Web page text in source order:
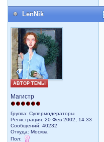
LenNik
АВТОР ТЕМЫ
Магистр
Группа: Супермодераторы
Регистрация: 20 Фев 2002, 14:33
Сообщений: 40232
Откуда: Москва
Пол: